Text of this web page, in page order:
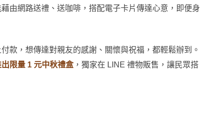
由網路送禮、送咖啡，搭配電子卡片傳達心意，即便身
款，想傳達對親友的感謝、關懷與祝福，都輕鬆辦到。
限量 1 元中秋禮盒，獨家在 LINE 禮物販售，讓民眾搭